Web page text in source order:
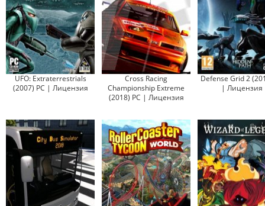
UFO: Extraterrestrials
(2007) PC | Лицензия
Cross Racing
Championship Extreme
(2018) PC | Лицензия
Defense Grid 2
| Лицензия